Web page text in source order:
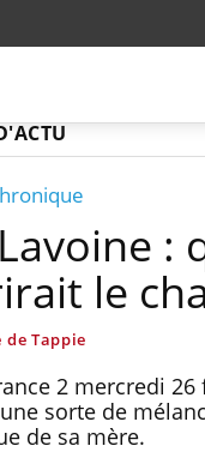
:
le
de Tappie
2 mercredi
sorte de
de sa mère.